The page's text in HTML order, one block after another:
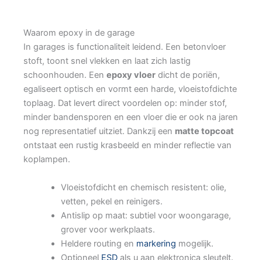
Waarom epoxy in de garage
In garages is functionaliteit leidend. Een betonvloer
stoft, toont snel vlekken en laat zich lastig
schoonhouden. Een epoxy vloer dicht de poriën,
egaliseert optisch en vormt een harde, vloeistofdichte
toplaag. Dat levert direct voordelen op: minder stof,
minder bandensporen en een vloer die er ook na jaren
nog representatief uitziet. Dankzij een matte topcoat
ontstaat een rustig krasbeeld en minder reflectie van
koplampen.
Vloeistofdicht en chemisch resistent: olie,
vetten, pekel en reinigers.
Antislip op maat: subtiel voor woongarage,
grover voor werkplaats.
Heldere routing en markering mogelijk.
Optioneel ESDals u aan elektronica sleutelt.